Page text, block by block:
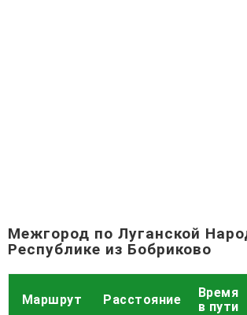
Межгород по Луганской
Республике из Бобриково
Маршрут Расстояние
Время
в пути